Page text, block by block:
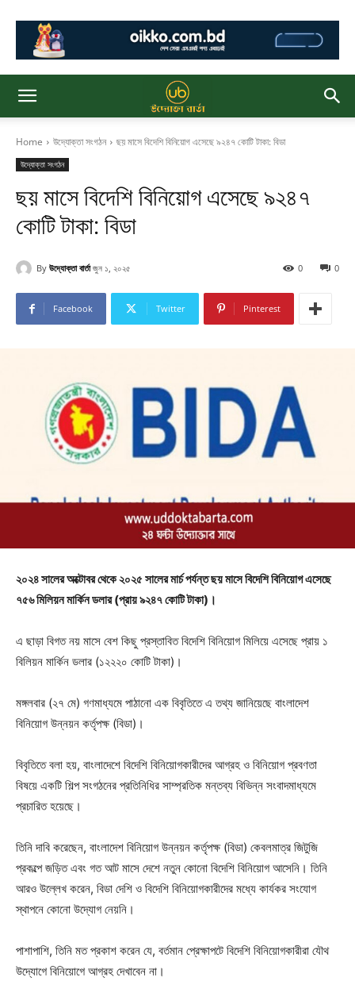
Home উদ্যোক্তা সংগঠন ছয় মাসে বিদেশি বিনিয়োগ এসেছে ৯২৪৭ কোটি টাকা: বিডা
উদ্যোক্তা সংগঠন
ছয় মাসে বিদেশি বিনিয়োগ এসেছে ৯২৪৭
কোটি টাকা: বিডা
By উদ্যোক্তা বার্তা জুন ১, ২০২৫ 0
0
Facebook Twitter Pinterest
২০২৪ সালের অক্টোবর থেকে ২০২৫ সালের মার্চ পর্যন্ত ছয় মাসে বিদেশি বিনিয়োগ এসেছে
৭৫৬ মিলিয়ন মার্কিন ডলার (প্রায় ৯২৪৭ কোটি টাকা)।
এ ছাড়া বিগত নয় মাসে বেশ কিছু প্রস্তাবিত বিদেশি বিনিয়োগ মিলিয়ে এসেছে প্রায় ১
বিলিয়ন মার্কিন ডলার (১২২২০ কোটি টাকা)।
মঙ্গলবার (২৭ মে) গণমাধ্যমে পাঠানো এক বিবৃতিতে এ তথ্য জানিয়েছে বাংলাদেশ
বিনিয়োগ উন্নয়ন কর্তৃপক্ষ (বিডা)।
বিবৃতিতে বলা হয়, বাংলাদেশে বিদেশি বিনিয়োগকারীদের আগ্রহ ও বিনিয়োগ প্রবণতা
বিষয়ে একটি শিল্প সংগঠনের প্রতিনিধির সাম্প্রতিক মন্তব্য বিভিন্ন সংবাদমাধ্যমে
প্রচারিত হয়েছে।
তিনি দাবি করেছেন, বাংলাদেশ বিনিয়োগ উন্নয়ন কর্তৃপক্ষ (বিডা) কেবলমাত্র জিটুজি
প্রকল্পে জড়িত এবং গত আট মাসে দেশে নতুন কোনো বিদেশি বিনিয়োগ আসেনি। তিনি
আরও উল্লেখ করেন, বিডা দেশি ও বিদেশি বিনিয়োগকারীদের মধ্যে কার্যকর সংযোগ
স্থাপনে কোনো উদ্যোগ নেয়নি।
পাশাপাশি, তিনি মত প্রকাশ করেন যে, বর্তমান প্রেক্ষাপটে বিদেশি বিনিয়োগকারীরা যৌথ
উদ্যোগে বিনিয়োগে আগ্রহ দেখাবেন না।